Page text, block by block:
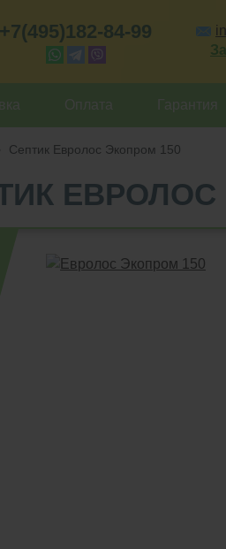
+7(495)182-84-99
Септик Евролос Экопром 150
ЕВРОЛОС